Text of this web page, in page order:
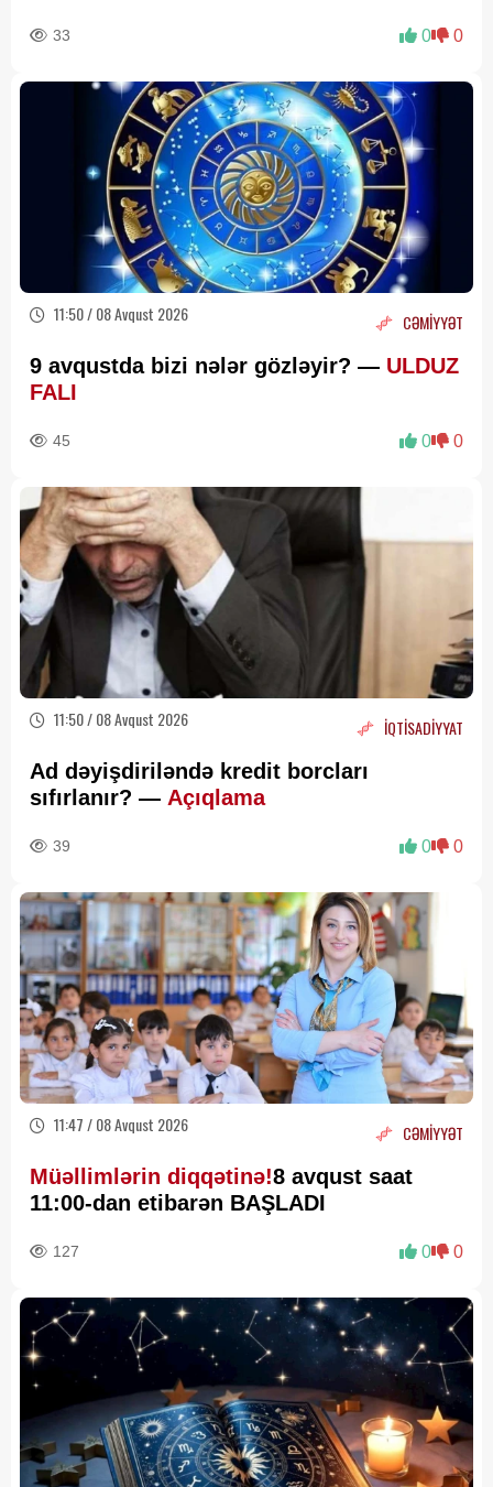
33 0 0
11:50 / 08 Avqust 2026 CƏMİYYƏT
9 avqustda bizi nələr gözləyir? — ULDUZ
FALI
45 0 0
11:50 / 08 Avqust 2026 İQTİSADİYYAT
Ad dəyişdiriləndə kredit borcları
sıfırlanır? — Açıqlama
39 0 0
11:47 / 08 Avqust 2026 CƏMİYYƏT
Müəllimlərin diqqətinə!8 avqust saat
11:00-dan etibarən BAŞLADI
127 0 0